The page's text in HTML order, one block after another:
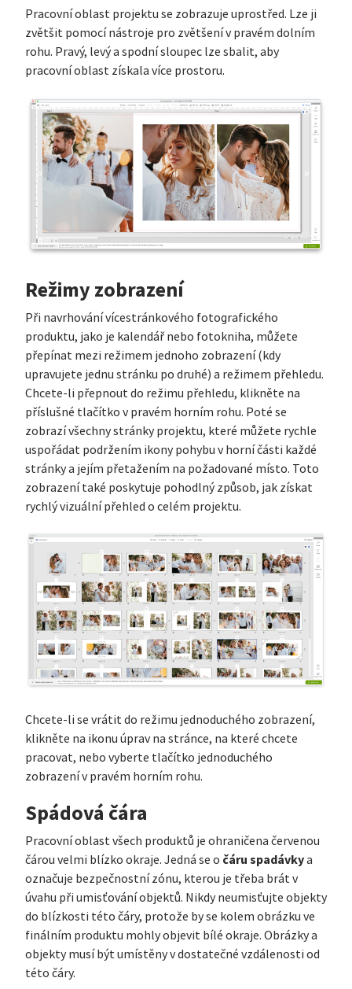
Pracovní oblast projektu se zobrazuje uprostřed. Lze ji
zvětšit pomocí nástroje pro zvětšení v pravém dolním
rohu. Pravý, levý a spodní sloupec lze sbalit, aby
pracovní oblast získala více prostoru.
Režimy zobrazení
Při navrhování vícestránkového fotografického
produktu, jako je kalendář nebo fotokniha, můžete
přepínat mezi režimem jednoho zobrazení (kdy
upravujete jednu stránku po druhé) a režimem přehledu.
Chcete-li přepnout do režimu přehledu, klikněte na
příslušné tlačítko v pravém horním rohu. Poté se
zobrazí všechny stránky projektu, které můžete rychle
uspořádat podržením ikony pohybu v horní části každé
stránky a jejím přetažením na požadované místo. Toto
zobrazení také poskytuje pohodlný způsob, jak získat
rychlý vizuální přehled o celém projektu.
Chcete-li se vrátit do režimu jednoduchého zobrazení,
klikněte na ikonu úprav na stránce, na které chcete
pracovat, nebo vyberte tlačítko jednoduchého
zobrazení v pravém horním rohu.
Spádová čára
Pracovní oblast všech produktů je ohraničena červenou
čárou velmi blízko okraje. Jedná se o čáru spadávkya
označuje bezpečnostní zónu, kterou je třeba brát v
úvahu při umisťování objektů. Nikdy neumisťujte objekty
do blízkosti této čáry, protože by se kolem obrázku ve
finálním produktu mohly objevit bílé okraje. Obrázky a
objekty musí být umístěny v dostatečné vzdálenosti od
této čáry.